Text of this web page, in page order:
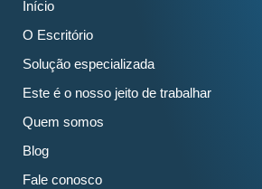
Início
O Escritório
Solução especializada
Este é o nosso jeito de trabalhar
Quem somos
Blog
Fale conosco